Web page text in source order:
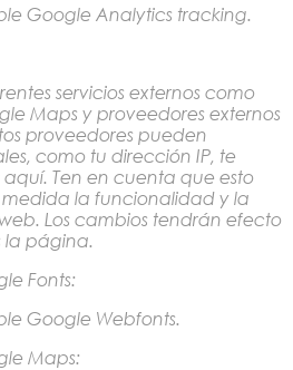
Google Analytics tracking.
servicios externos como
Maps y proveedores externos
proveedores pueden
como tu dirección IP, te
Ten en cuenta que esto
la funcionalidad y la
Los cambios tendrán efecto
la página.
Fonts:
Google Webfonts.
Maps: